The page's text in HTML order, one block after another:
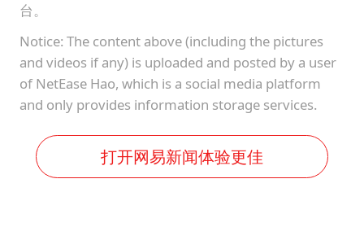
台。
Notice: The content above (including the pictures
and videos if any) is uploaded and posted by a user
of NetEase Hao, which is a social media platform
and only provides information storage services.
打开网易新闻体验更佳